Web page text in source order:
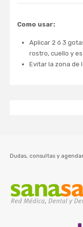
Como usar:
Aplicar 2 ó 3
rostro, cuello y
Evitar la zona de
Dudas, consultas y